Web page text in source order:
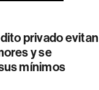
privado evitan
y se
mínimos